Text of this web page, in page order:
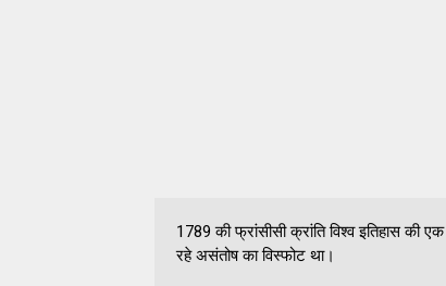
1789 की फ्रांसीसी क्रांति विश्व इतिहास की
रहे असंतोष का विस्फोट था।